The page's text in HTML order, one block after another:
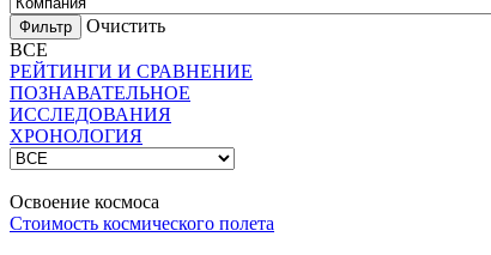
Очистить
ВСЕ
РЕЙТИНГИ И СРАВНЕНИЕ
ПОЗНАВАТЕЛЬНОЕ
ИССЛЕДОВАНИЯ
ХРОНОЛОГИЯ
Освоение космоса
Стоимость космического полета